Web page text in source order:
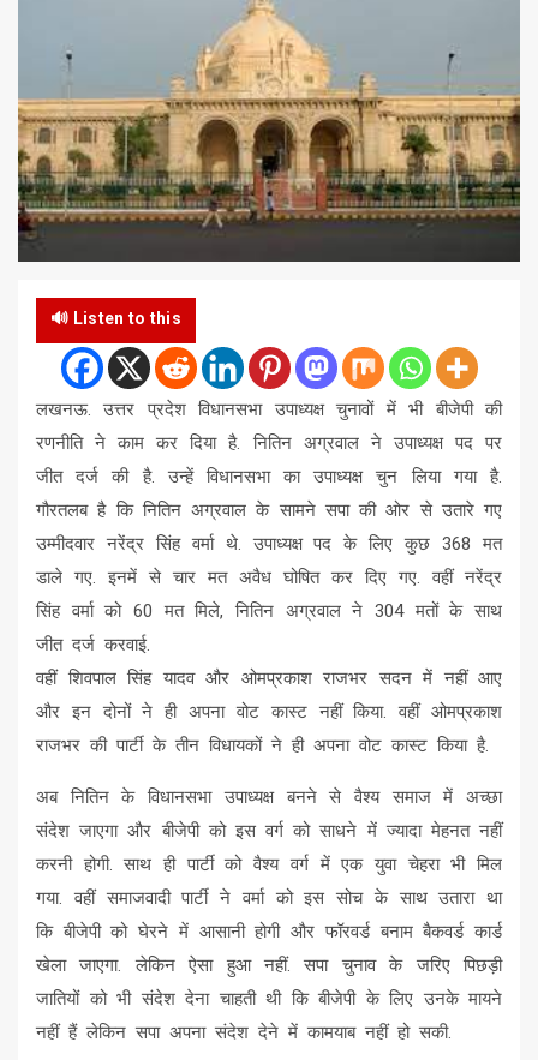
🔊 Listen to this
लखनऊ. उत्तर प्रदेश विधानसभा उपाध्यक्ष चुनावों में भी बीजेपी की
रणनीति ने काम कर दिया है. नितिन अग्रवाल ने उपाध्यक्ष पद पर
जीत दर्ज की है. उन्हें विधानसभा का उपाध्यक्ष चुन लिया गया है.
गौरतलब है कि नितिन अग्रवाल के सामने सपा की ओर से उतारे गए
उम्मीदवार नरेंद्र सिंह वर्मा थे. उपाध्यक्ष पद के लिए कुछ 368 मत
डाले गए. इनमें से चार मत अवैध घोषित कर दिए गए. वहीं नरेंद्र
‌सिंह वर्मा को 60 मत मिले, नितिन अग्रवाल ने 304 मतों के साथ
जीत दर्ज करवाई.
वहीं शिवपाल सिंह यादव और ओमप्रकाश राजभर सदन में नहीं आए
और इन दोनों ने ही अपना वोट कास्ट नहीं किया. वहीं ओमप्रकाश
राजभर की पार्टी के तीन विधायकों ने ही अपना वोट कास्ट किया है.
अब नितिन के विधानसभा उपाध्यक्ष बनने से वैश्य समाज में अच्छा
संदेश जाएगा और बीजेपी को इस वर्ग को साधने में ज्यादा मेहनत नहीं
करनी होगी. साथ ही पार्टी को वैश्य वर्ग में एक युवा चेहरा भी मिल
गया. वहीं समाजवादी पार्टी ने वर्मा को इस सोच के साथ उतारा था
कि बीजेपी को घेरने में आसानी होगी और फॉरवर्ड बनाम बैकवर्ड कार्ड
खेला जाएगा. लेकिन ऐसा हुआ नहीं. सपा चुनाव के जरिए पिछड़ी
जातियों को भी संदेश देना चाहती थी कि बीजेपी के लिए उनके मायने
नहीं हैं लेकिन सपा अपना संदेश देने में कामयाब नहीं हो सकी.